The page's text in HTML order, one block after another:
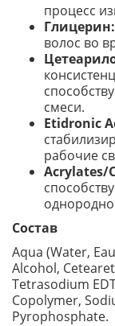
процесс
Глицерин:
волос во
смеси.
Etidronic
рабочие
Acrylates/
Состав
Aqua (Water,
Alcohol,
Tetrasodium
Copolymer,
Pyrophosphate.